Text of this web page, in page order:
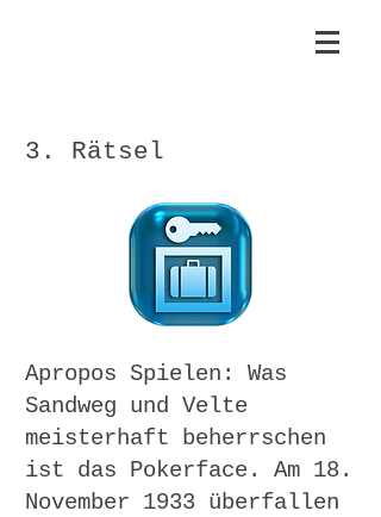
3. Rätsel
Apropos Spielen: Was
Sandweg und Velte
meisterhaft beherrschen
ist das Pokerface. Am 18.
November 1933 überfallen